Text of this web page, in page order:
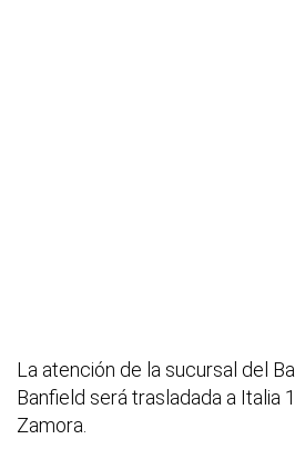
La atención de la sucursal del
Banfield será trasladada a Italia
Zamora.